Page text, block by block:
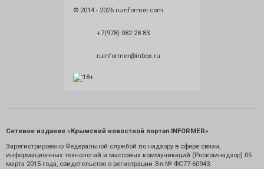
© 2014 - 2026 ruinformer.com
+7(978) 082 28 83
ruinformer@inbox.ru
Сетевое издание «Крымский новостной портал INFORMER»
Зарегистрировано Федеральной службой по надзору в сфере связи,
информационных технологий и массовых коммуникаций (Роскомнадзор) 05
марта 2015 года, свидетельство о регистрации Эл № ФС77-60943.